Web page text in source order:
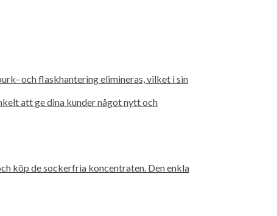
och flaskhantering elimineras, vilket i sin
att ge dina kunder något nytt och
köp de sockerfria koncentraten. Den enkla